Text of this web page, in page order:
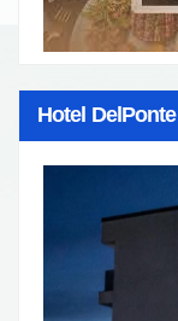
Hotel DelPonte